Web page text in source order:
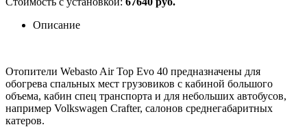
Описание
Отопители Webasto Air Top Evo 40 предназначены для
обогрева спальных мест грузовиков с кабиной большого
объема, кабин спец транспорта и для небольших автобусов,
например Volkswagen Crafter, салонов среднегабаритных
катеров.